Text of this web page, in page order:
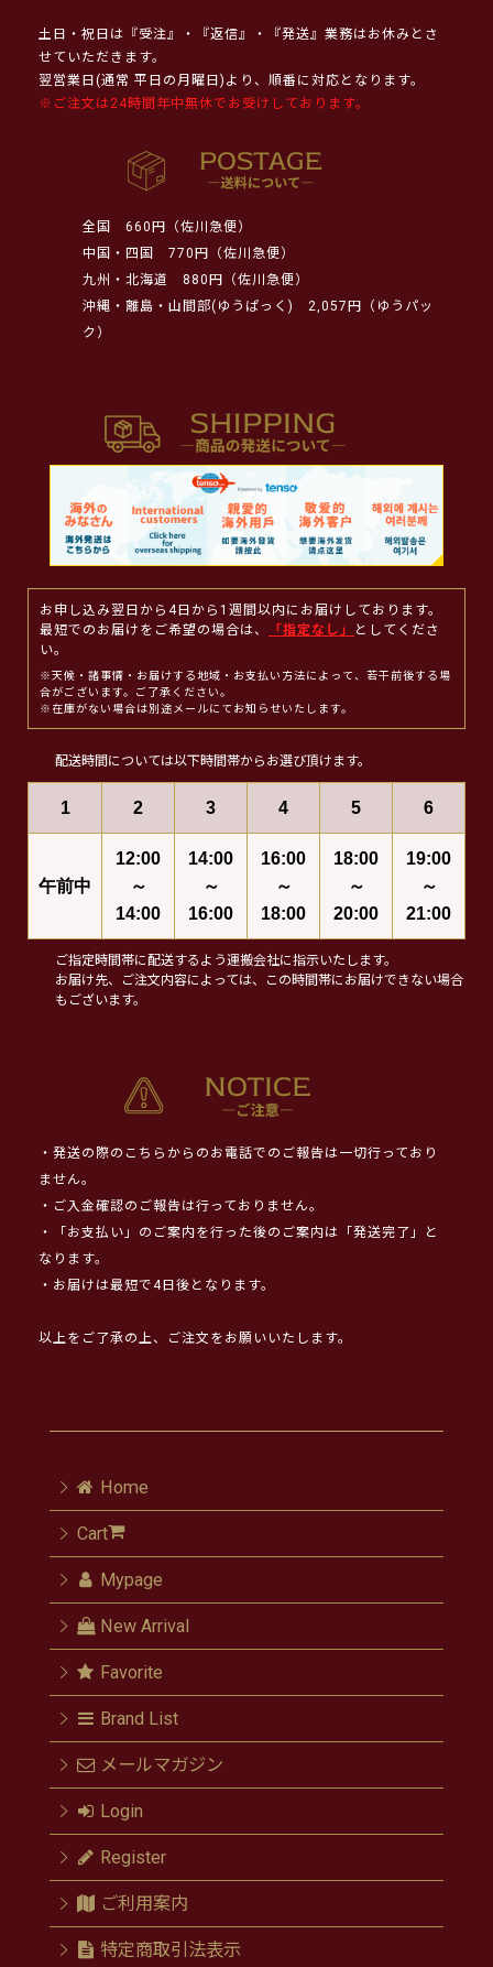
土日・祝日は『受注』・『返信』・『発送』業務はお休みとさ
せていただきます。
翌営業日(通常 平日の月曜日)より、順番に対応となります。
※ご注文は24時間年中無休でお受けしております。
全国
660円（佐川急便）
中国・四国
770円（佐川急便）
九州・北海道
880円（佐川急便）
沖縄・離島・山間部(ゆうぱっく)
2,057円（ゆうパッ
ク）
お申し込み翌日から4日から1週間以内にお届けしております。
最短でのお届けをご希望の場合は、
「指定なし」
としてくださ
い。
※天候・諸事情・お届けする地域・お支払い方法によって、若干前後する場
合がございます。ご了承ください。
※在庫がない場合は別途メールにてお知らせいたします。
配送時間については以下時間帯からお選び頂けます。
1 2 3 4 5 6
午前中
12:00
～
14:00
14:00
～
16:00
16:00
～
18:00
18:00
～
20:00
19:00
～
21:00
ご指定時間帯に配送するよう運搬会社に指示いたします。
お届け先、ご注文内容によっては、この時間帯にお届けできない場合
もございます。
・発送の際のこちらからのお電話でのご報告は一切行っており
ません。
・ご入金確認のご報告は行っておりません。
・「お支払い」のご案内を行った後のご案内は「発送完了」と
なります。
・お届けは最短で4日後となります。
以上をご了承の上、ご注文をお願いいたします。
Home
Cart
Mypage
New Arrival
Favorite
Brand List
メールマガジン
Login
Register
ご利用案内
特定商取引法表示